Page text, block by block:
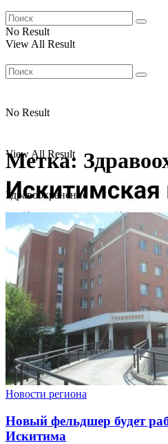
No Result
View All Result
No Result
View All Result
Метка:
Здравоохранение
Новости региона
Новый фельдшер будет
Искитима